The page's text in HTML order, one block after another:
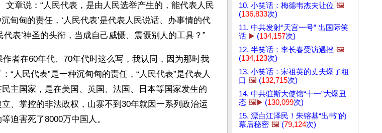
文章说：“人民代表，是由人民选举产生的，能代表人民
沉甸甸的责任，‘人民代表’是代表人民说话、办事情的代
表’神圣的头衔，当成自己威慑、震慑别人的工具？”
者在60年代、70年代时这么写，我认同，因为那时我
“人民代表”是一种沉甸甸的责任，“人民代表”是代表人
主国家，是在美国、英国、法国、日本等国家发生的
、掌控的非法政权，山寨不到30年就因一系列政治运
迫害死了8000万中国人。
10. 小笑话：梅德韦杰夫让位 🖼️
(136,833次)
11. 中共发射“天宫一号” 出国际笑
话 ▶️ (134,157次)
12. 半笑话：李长春受访遇挫 🖼️
(134,123次)
13. 小笑话：宋祖英的丈夫爆了粗
口 🖼️ (132,715次)
14. 中共驻斯大使馆“十一”大爆丑
态 🖼️▶️ (130,099次)
15. 漂白江泽民！朱镕基“出书”的
幕后秘密 🖼️ (79,124次)